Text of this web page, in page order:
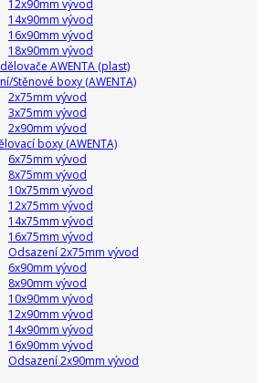
12x90mm vývod
14x90mm vývod
16x90mm vývod
18x90mm vývod
AWENTA (plast)
Stěnové boxy (AWENTA)
2x75mm vývod
3x75mm vývod
2x90mm vývod
boxy (AWENTA)
6x75mm vývod
8x75mm vývod
10x75mm vývod
12x75mm vývod
14x75mm vývod
16x75mm vývod
Odsazení 2x75mm vývod
6x90mm vývod
8x90mm vývod
10x90mm vývod
12x90mm vývod
14x90mm vývod
16x90mm vývod
Odsazení 2x90mm vývod